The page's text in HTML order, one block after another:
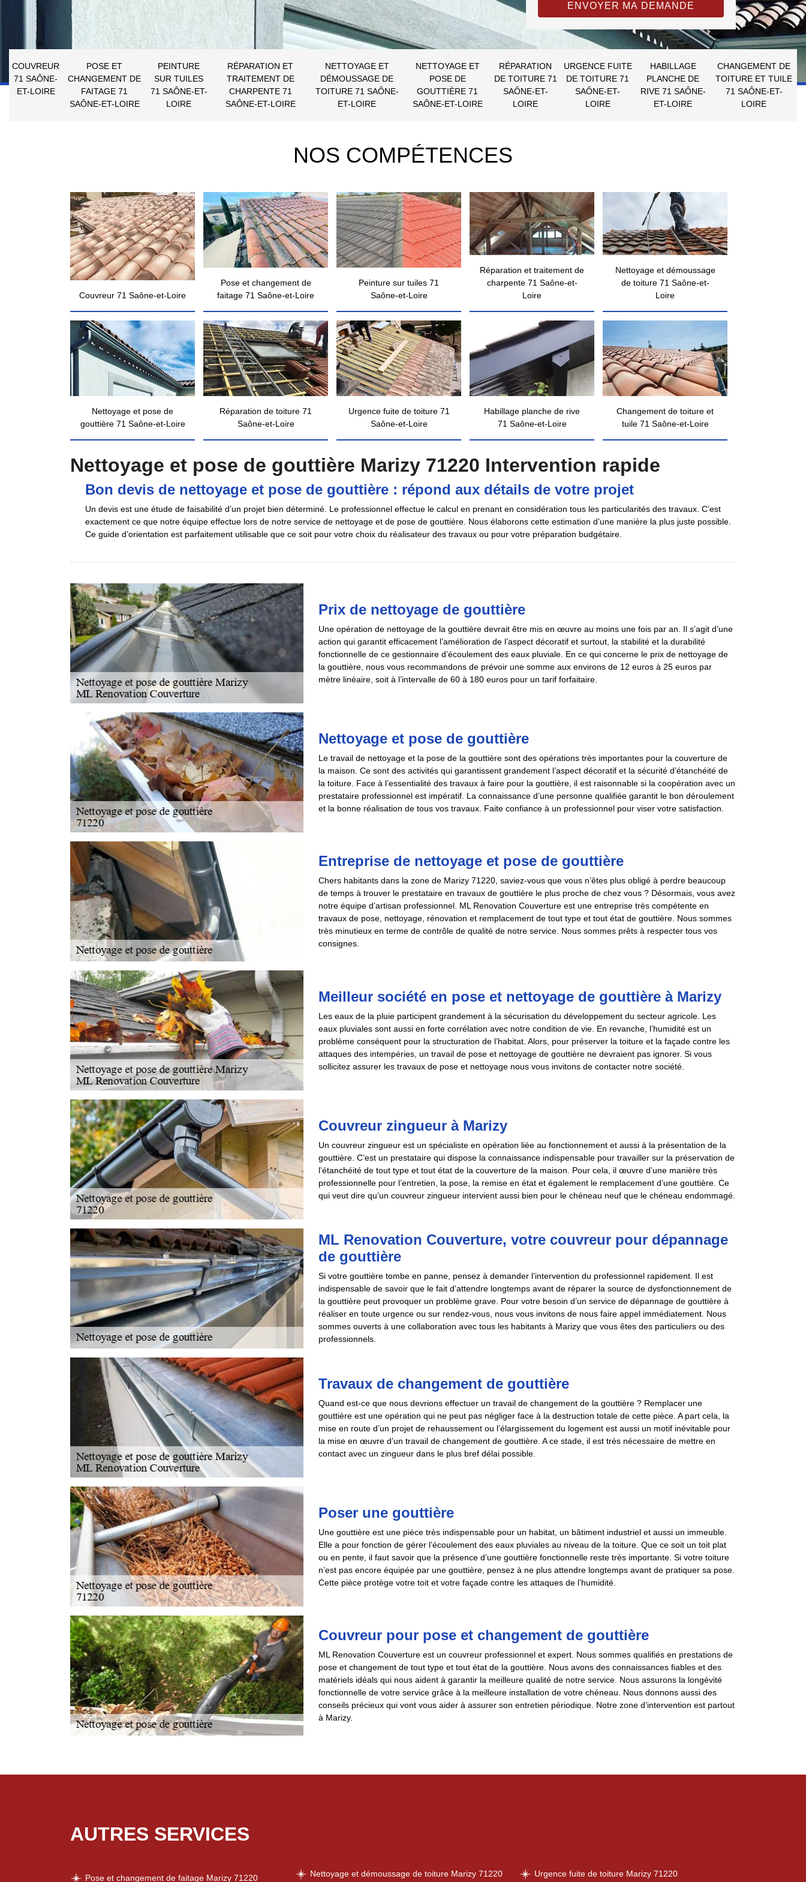
COUVREUR
71 SAÔNE-
ET-LOIRE
POSE ET
CHANGEMENT DE
FAITAGE 71
SAÔNE-ET-LOIRE
PEINTURE
SUR TUILES
71 SAÔNE-ET-
LOIRE
RÉPARATION ET
TRAITEMENT DE
CHARPENTE 71
SAÔNE-ET-LOIRE
NETTOYAGE ET
DÉMOUSSAGE DE
TOITURE 71 SAÔNE-
ET-LOIRE
NETTOYAGE ET
POSE DE
GOUTTIÈRE 71
SAÔNE-ET-LOIRE
RÉPARATION
DE TOITURE 71
SAÔNE-ET-
LOIRE
URGENCE FUITE
DE TOITURE 71
SAÔNE-ET-
LOIRE
HABILLAGE
PLANCHE DE
RIVE 71 SAÔNE-
ET-LOIRE
CHANGEMENT DE
TOITURE ET TUILE
71 SAÔNE-ET-
LOIRE
NOS COMPÉTENCES
Couvreur 71 Saône-et-Loire
Pose et changement de
faitage 71 Saône-et-Loire
Peinture sur tuiles 71
Saône-et-Loire
Réparation et traitement de
charpente 71 Saône-et-
Loire
Nettoyage et démoussage
de toiture 71 Saône-et-
Loire
Nettoyage et pose de
gouttière 71 Saône-et-Loire
Réparation de toiture 71
Saône-et-Loire
Urgence fuite de toiture 71
Saône-et-Loire
Habillage planche de rive
71 Saône-et-Loire
Changement de toiture et
tuile 71 Saône-et-Loire
Nettoyage et pose de gouttière Marizy 71220 Intervention rapide
Bon devis de nettoyage et pose de gouttière : répond aux détails de votre projet
Un devis est une étude de faisabilité d’un projet bien déterminé. Le professionnel effectue le calcul en prenant en considération tous les particularités des travaux. C’est
exactement ce que notre équipe effectue lors de notre service de nettoyage et de pose de gouttière. Nous élaborons cette estimation d’une manière la plus juste possible.
Ce guide d’orientation est parfaitement utilisable que ce soit pour votre choix du réalisateur des travaux ou pour votre préparation budgétaire.
Prix de nettoyage de gouttière
Une opération de nettoyage de la gouttière devrait être mis en œuvre au moins une fois par an. Il s’agit d’une
action qui garantit efficacement l’amélioration de l’aspect décoratif et surtout, la stabilité et la durabilité
fonctionnelle de ce gestionnaire d’écoulement des eaux pluviale. En ce qui concerne le prix de nettoyage de
la gouttière, nous vous recommandons de prévoir une somme aux environs de 12 euros à 25 euros par
mètre linéaire, soit à l’intervalle de 60 à 180 euros pour un tarif forfaitaire.
Nettoyage et pose de gouttière
Le travail de nettoyage et la pose de la gouttière sont des opérations très importantes pour la couverture de
la maison. Ce sont des activités qui garantissent grandement l’aspect décoratif et la sécurité d’étanchéité de
la toiture. Face à l’essentialité des travaux à faire pour la gouttière, il est raisonnable si la coopération avec un
prestataire professionnel est impératif. La connaissance d’une personne qualifiée garantit le bon déroulement
et la bonne réalisation de tous vos travaux. Faite confiance à un professionnel pour viser votre satisfaction.
Entreprise de nettoyage et pose de gouttière
Chers habitants dans la zone de Marizy 71220, saviez-vous que vous n’êtes plus obligé à perdre beaucoup
de temps à trouver le prestataire en travaux de gouttière le plus proche de chez vous ? Désormais, vous avez
notre équipe d’artisan professionnel. ML Renovation Couverture est une entreprise très compétente en
travaux de pose, nettoyage, rénovation et remplacement de tout type et tout état de gouttière. Nous sommes
très minutieux en terme de contrôle de qualité de notre service. Nous sommes prêts à respecter tous vos
consignes.
Meilleur société en pose et nettoyage de gouttière à Marizy
Les eaux de la pluie participent grandement à la sécurisation du développement du secteur agricole. Les
eaux pluviales sont aussi en forte corrélation avec notre condition de vie. En revanche, l’humidité est un
problème conséquent pour la structuration de l’habitat. Alors, pour préserver la toiture et la façade contre les
attaques des intempéries, un travail de pose et nettoyage de gouttière ne devraient pas ignorer. Si vous
sollicitez assurer les travaux de pose et nettoyage nous vous invitons de contacter notre société.
Couvreur zingueur à Marizy
Un couvreur zingueur est un spécialiste en opération liée au fonctionnement et aussi à la présentation de la
gouttière. C’est un prestataire qui dispose la connaissance indispensable pour travailler sur la préservation de
l’étanchéité de tout type et tout état de la couverture de la maison. Pour cela, il œuvre d’une manière très
professionnelle pour l’entretien, la pose, la remise en état et également le remplacement d’une gouttière. Ce
qui veut dire qu’un couvreur zingueur intervient aussi bien pour le chéneau neuf que le chéneau endommagé.
ML Renovation Couverture, votre couvreur pour dépannage
de gouttière
Si votre gouttière tombe en panne, pensez à demander l’intervention du professionnel rapidement. Il est
indispensable de savoir que le fait d’attendre longtemps avant de réparer la source de dysfonctionnement de
la gouttière peut provoquer un problème grave. Pour votre besoin d’un service de dépannage de gouttière à
réaliser en toute urgence ou sur rendez-vous, nous vous invitons de nous faire appel immédiatement. Nous
sommes ouverts à une collaboration avec tous les habitants à Marizy que vous êtes des particuliers ou des
professionnels.
Travaux de changement de gouttière
Quand est-ce que nous devrions effectuer un travail de changement de la gouttière ? Remplacer une
gouttière est une opération qui ne peut pas négliger face à la destruction totale de cette pièce. A part cela, la
mise en route d’un projet de rehaussement ou l’élargissement du logement est aussi un motif inévitable pour
la mise en œuvre d’un travail de changement de gouttière. A ce stade, il est très nécessaire de mettre en
contact avec un zingueur dans le plus bref délai possible.
Poser une gouttière
Une gouttière est une pièce très indispensable pour un habitat, un bâtiment industriel et aussi un immeuble.
Elle a pour fonction de gérer l’écoulement des eaux pluviales au niveau de la toiture. Que ce soit un toit plat
ou en pente, il faut savoir que la présence d’une gouttière fonctionnelle reste très importante. Si votre toiture
n’est pas encore équipée par une gouttière, pensez à ne plus attendre longtemps avant de pratiquer sa pose.
Cette pièce protège votre toit et votre façade contre les attaques de l’humidité.
Couvreur pour pose et changement de gouttière
ML Renovation Couverture est un couvreur professionnel et expert. Nous sommes qualifiés en prestations de
pose et changement de tout type et tout état de la gouttière. Nous avons des connaissances fiables et des
matériels idéals qui nous aident à garantir la meilleure qualité de notre service. Nous assurons la longévité
fonctionnelle de votre service grâce à la meilleure installation de votre chéneau. Nous donnons aussi des
conseils précieux qui vont vous aider à assurer son entretien périodique. Notre zone d’intervention est partout
à Marizy.
AUTRES SERVICES
Pose et changement de faitage Marizy 71220 Nettoyage et démoussage de toiture Marizy 71220 Urgence fuite de toiture Marizy 71220